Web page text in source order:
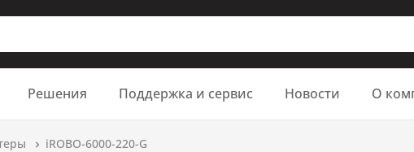
Решения Поддержка и сервис Новости О
iROBO-6000-220-G